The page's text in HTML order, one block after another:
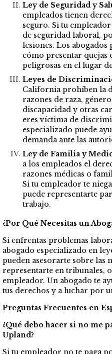
Ley de Seguridad y
empleados tienen
seguro. Si tu
de seguridad laboral,
lesiones. Los abogados
cómo presentar quejas
peligrosas en el lugar
Leyes de
California prohíben la
razones de raza,
discapacidad y otras
eres víctima de
especializado puede
demanda ante las
Ley de Familia y
a los empleados el
razones médicas o
Si tu empleador te
puede representarte
trabajo.
¿Por Qué Necesitas un
Si enfrentas problemas
abogado especializado en
pueden asesorarte sobre las
representarte en tribunales,
empleador. Un abogado te
tus derechos y a luchar por
Preguntas Frecuentes en
¿Qué debo hacer si no me
Upland?
Si tu empleador no te paga